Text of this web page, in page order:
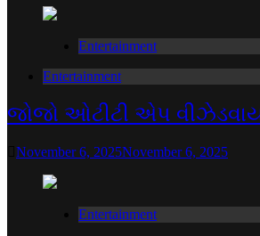
Entertainment
Entertainment
જોજો ઓટીટી એપ
November 6, 2025November 6, 2025
Entertainment